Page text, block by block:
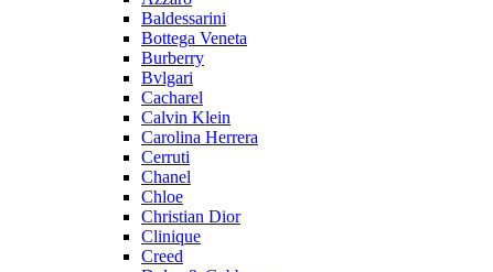
Baldessarini
Bottega Veneta
Burberry
Bvlgari
Cacharel
Calvin Klein
Carolina Herrera
Cerruti
Chanel
Chloe
Christian Dior
Clinique
Creed